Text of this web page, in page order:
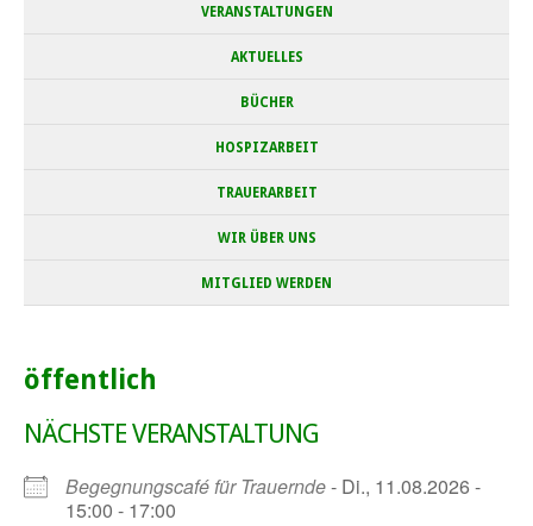
VERANSTALTUNGEN
AKTUELLES
BÜCHER
HOSPIZARBEIT
TRAUERARBEIT
WIR ÜBER UNS
MITGLIED WERDEN
öffentlich
NÄCHSTE VERANSTALTUNG
Begegnungscafé für Trauernde- Di., 11.08.2026 -
15:00 - 17:00